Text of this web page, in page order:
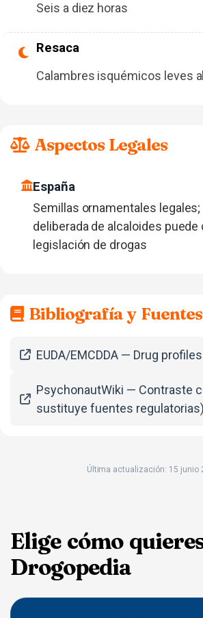
Seis a diez horas
Resaca
Calambres isquémicos leves
Aspectos Legales
España
Semillas ornamentales
deliberada de alcaloides puede
legislación de drogas
Bibliografía y Fuentes
EUDA/EMCDDA — Drug profiles
PsychonautWiki — Contraste
sustituye fuentes regulatorias)
Última actualización: 15 junio
Elige cómo
Drogopedia